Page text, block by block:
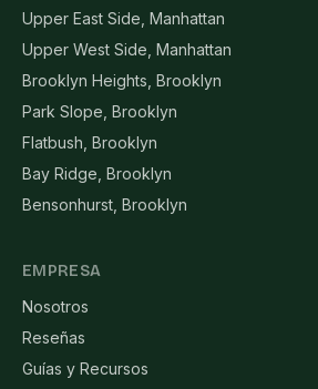
Upper East Side, Manhattan
Upper West Side, Manhattan
Brooklyn Heights, Brooklyn
Park Slope, Brooklyn
Flatbush, Brooklyn
Bay Ridge, Brooklyn
Bensonhurst, Brooklyn
EMPRESA
Nosotros
Reseñas
Guías y Recursos